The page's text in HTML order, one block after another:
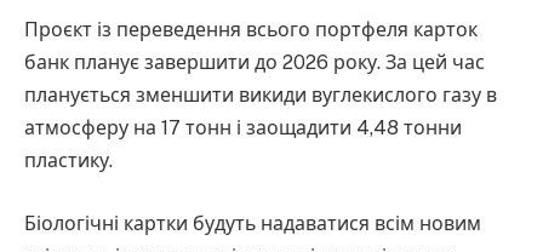
Проєкт із переведення всього портфеля карток
банк планує завершити до 2026 року. За цей час
планується зменшити викиди вуглекислого газу в
атмосферу на 17 тонн і заощадити 4,48 тонни
пластику.
Біологічні картки будуть надаватися всім новим